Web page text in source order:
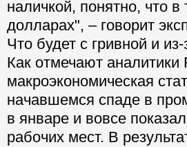
наличкой, понятно, что
долларах", – говорит
Что будет с гривной и
Как отмечают
макроэкономическая
начавшемся спаде в
в январе и вовсе
рабочих мест. В